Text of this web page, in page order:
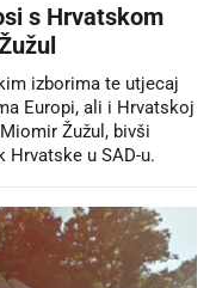
s Hrvatskom
izborima te utjecaj
Europi, ali i Hrvatskoj
Žužul, bivši
u SAD-u.